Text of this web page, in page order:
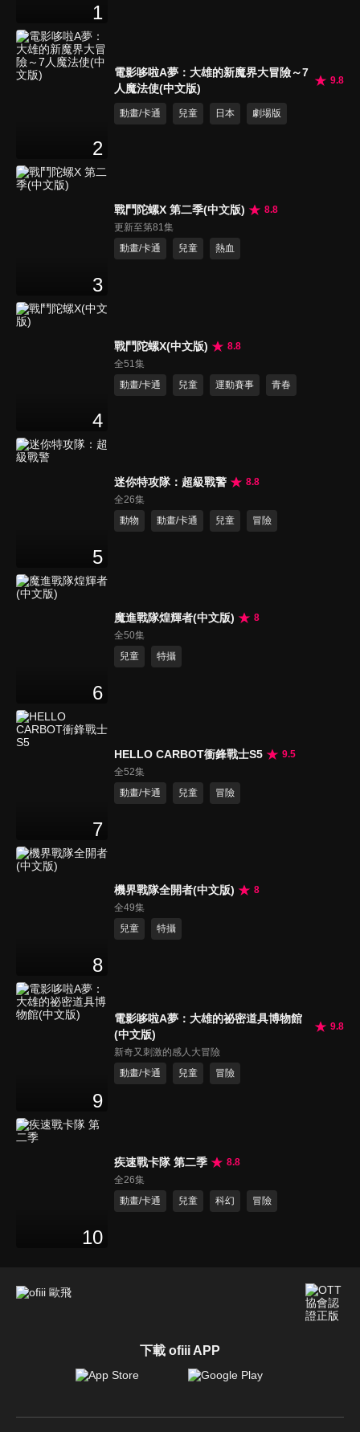
1
2
電影哆啦A夢：大雄的新魔界大冒險～7
人魔法使(中文版)
9.8
動畫/卡通 兒童 日本 劇場版
3
戰鬥陀螺X 第二季(中文版)
8.8
更新至第81集
動畫/卡通
兒童 熱血
4
戰鬥陀螺X(中文版)
8.8
全51集
動畫/卡通
兒童 運動賽事 青春
5
迷你特攻隊：超級戰警
8.8
全26集
動物
動畫/卡通 兒童 冒險
6
魔進戰隊煌輝者(中文版)
8
全50集
兒童
特攝
7
HELLO CARBOT衝鋒戰士S5
9.5
全52集
動畫/卡通
兒童 冒險
8
機界戰隊全開者(中文版)
8
全49集
兒童
特攝
9
電影哆啦A夢：大雄的祕密道具博物館
(中文版)
9.8
新奇又刺激的感人大冒險
動畫/卡通
兒童 冒險
10
疾速戰卡隊 第二季
8.8
全26集
動畫/卡通
兒童 科幻 冒險
下載 ofiii APP